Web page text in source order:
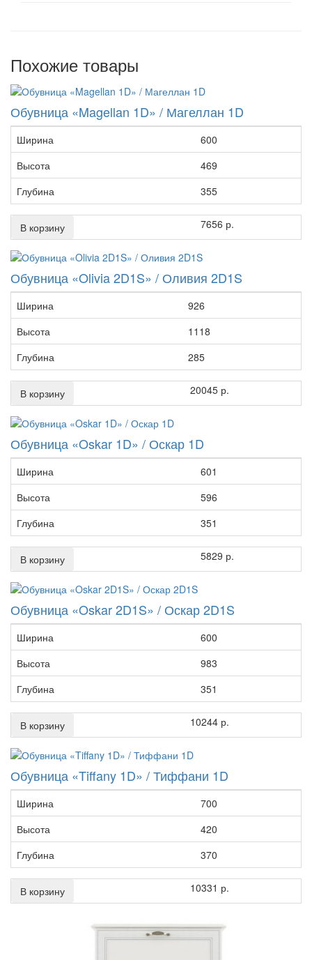
Похожие товары
Обувница «Magellan 1D» / Магеллан 1D
Ширина
600
Высота
469
Глубина
355
В корзину 7656 р.
Обувница «Olivia 2D1S» / Оливия 2D1S
Ширина
926
Высота
1118
Глубина
285
В корзину 20045 р.
Обувница «Oskar 1D» / Оскар 1D
Ширина
601
Высота
596
Глубина
351
В корзину 5829 р.
Обувница «Oskar 2D1S» / Оскар 2D1S
Ширина
600
Высота
983
Глубина
351
В корзину 10244 р.
Обувница «Tiffany 1D» / Тиффани 1D
Ширина
700
Высота
420
Глубина
370
В корзину 10331 р.